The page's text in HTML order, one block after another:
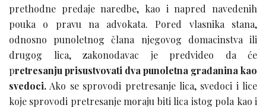
prethodne predaje naredbe, kao i napred navedenih
pouka o pravu na advokata. Pored vlasnika stana,
odnosno punoletnog člana njegovog domacinstva ili
drugog lica, zakonodavac je predvideo da će
pretresanju prisustvovati dva punoletna građanina kao
svedoci. Ako se sprovodi pretresanje lica, svedoci i lice
koje sprovodi pretresanje moraju biti lica istog pola kao i